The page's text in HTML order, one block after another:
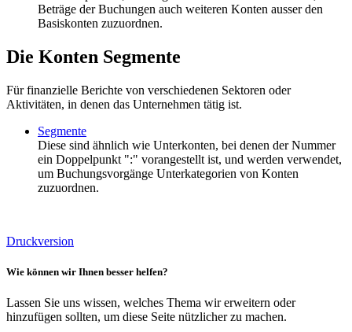
Beträge der Buchungen auch weiteren Konten ausser den
Basiskonten zuzuordnen.
Die Konten Segmente
Für finanzielle Berichte von verschiedenen Sektoren oder
Aktivitäten, in denen das Unternehmen tätig ist.
Segmente
Diese sind ähnlich wie Unterkonten, bei denen der Nummer
ein Doppelpunkt ":" vorangestellt ist, und werden verwendet,
um Buchungsvorgänge Unterkategorien von Konten
zuzuordnen.
Druckversion
Wie können wir Ihnen besser helfen?
Lassen Sie uns wissen, welches Thema wir erweitern oder
hinzufügen sollten, um diese Seite nützlicher zu machen.